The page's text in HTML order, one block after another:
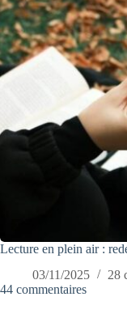
Lecture en plein air :
03/11/2025
28
44 commentaires